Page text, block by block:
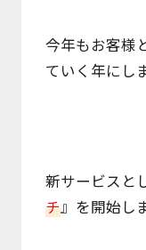
今年もお客様
ていく年にし
新サービスと
チ』を開始し